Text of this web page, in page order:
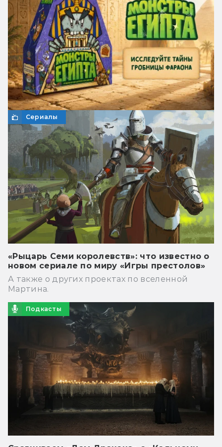
Сериалы
«Рыцарь Семи королевств»: что известно о
новом сериале по миру «Игры престолов»
А также о других проектах по вселенной
Мартина.
Подкасты